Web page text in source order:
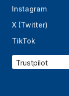
Instagram
X (Twitter)
TikTok
Trustpilot